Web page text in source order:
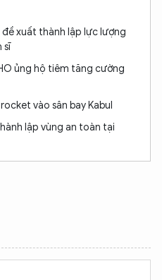
xuất thành lập lực lượng
sĩ
ủng hộ tiêm tăng cường
vào sân bay Kabul
lập vùng an toàn tại